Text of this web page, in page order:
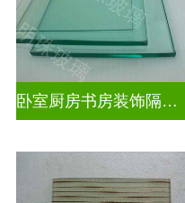
卧室厨房书房装饰隔断屏风